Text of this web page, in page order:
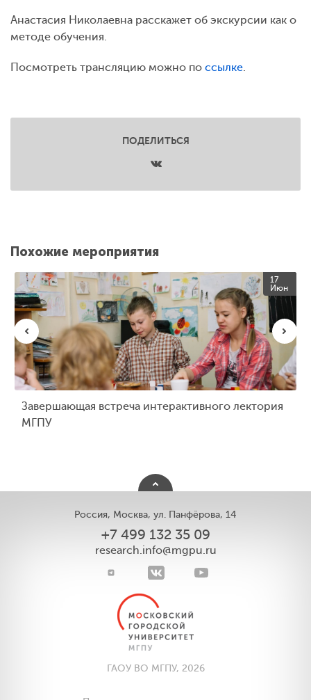
Анастасия Николаевна расскажет об экскурсии как о
методе обучения.
Посмотреть трансляцию можно по ссылке.
ПОДЕЛИТЬСЯ
Похожие мероприятия
17
Июн
Завершающая встреча интерактивного лектория
МГПУ
Россия, Москва, ул. Панфёрова, 14
+7 499 132 35 09
research.info@mgpu.ru
ГАОУ ВО МГПУ, 2026